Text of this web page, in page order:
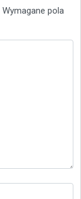
Wymagane pola